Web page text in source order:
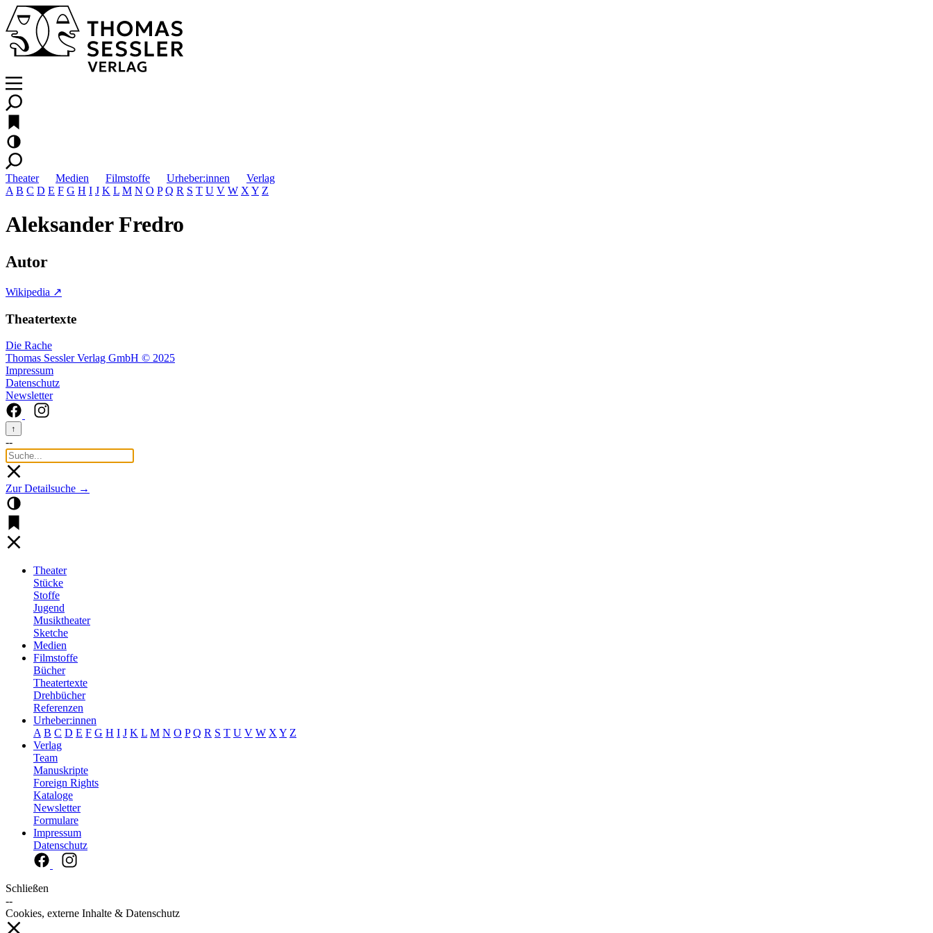
Theater Medien Filmstoffe Urheber:innen
Verlag
A B C D E F G H I J K L M N O P Q R S T U V W X Y Z
Aleksander Fredro
Autor
Wikipedia ↗
Theatertexte
Die Rache
Thomas Sessler Verlag GmbH © 2025
Impressum
Datenschutz
Newsletter
↑
--
Zur Detailsuche →
Theater
Stücke
Stoffe
Jugend
Musiktheater
Sketche
Medien
Filmstoffe
Bücher
Theatertexte
Drehbücher
Referenzen
Urheber:innen
A B C D E F G H I J K L M N O P Q R S T U V W X Y Z
Verlag
Team
Manuskripte
Foreign Rights
Kataloge
Newsletter
Formulare
Impressum
Datenschutz
Schließen
--
Cookies, externe Inhalte & Datenschutz